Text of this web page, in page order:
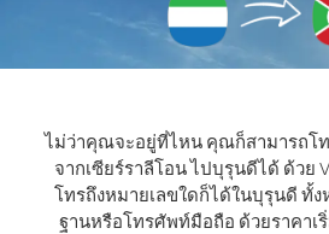
ไม่ว่าคุณจะอยู่ที่ไหน คุณก็สามารถโ
จากเซียร์ราลีโอน ไปบุรุนดีได้ ด้วย
โทรถึงหมายเลขใดก็ได้ในบุรุนดี ทั้
ฐานหรือโทรศัพท์มือถือ ด้วยราคาเ